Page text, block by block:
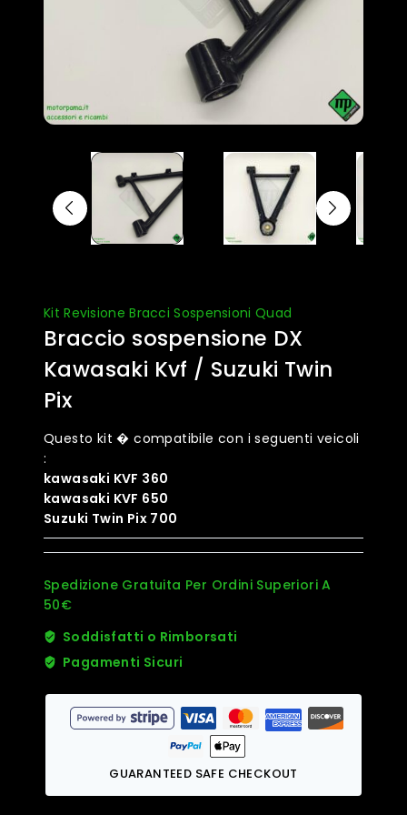
Kit Revisione Bracci Sospensioni Quad
Braccio sospensione DX
Kawasaki Kvf / Suzuki Twin
Pix
Questo kit � compatibile con i seguenti veicoli
:
kawasaki KVF 360
kawasaki KVF 650
Suzuki Twin Pix 700
Spedizione Gratuita Per Ordini Superiori A
50€
Soddisfatti o Rimborsati
Pagamenti Sicuri
GUARANTEED SAFE CHECKOUT